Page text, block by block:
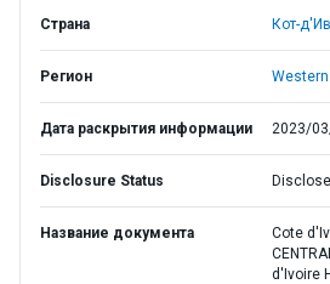
Страна Кот-
Регион
Дата раскрытия информации 2023/
Disclosure Status
Название документа
Cote
d'Ivoire